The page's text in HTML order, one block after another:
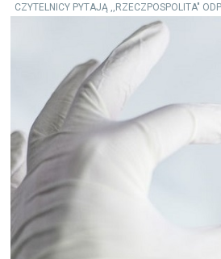
CZYTELNICY PYTAJĄ ,,RZECZPOSPOLITA"